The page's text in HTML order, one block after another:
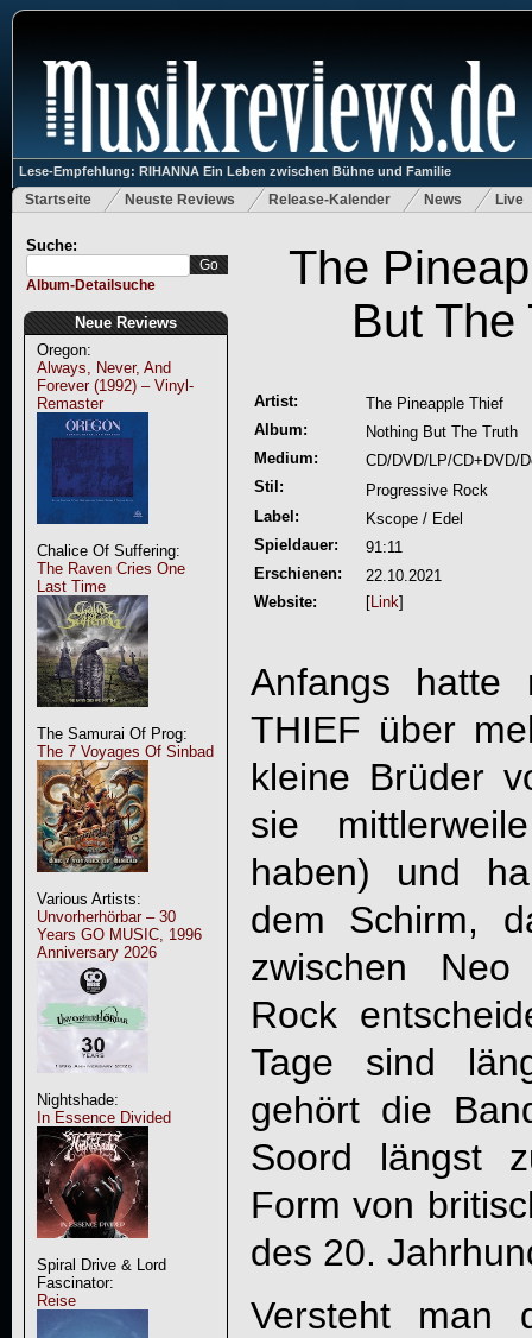
Lese-Empfehlung: RIHANNA Ein Leben zwischen Bühne und Familie
Startseite Neuste Reviews Release-Kalender News Live
Suche:
Album-Detailsuche
Neue Reviews
Oregon:
Always, Never, And
Forever (1992) – Vinyl-
Remaster
Chalice Of Suffering:
The Raven Cries One
Last Time
The Samurai Of Prog:
The 7 Voyages Of Sinbad
Various Artists:
Unvorherhörbar – 30
Years GO MUSIC, 1996
Anniversary 2026
Nightshade:
In Essence Divided
Spiral Drive & Lord
Fascinator:
Reise
The
But The
Artist:
The Pineapple Thief
Album:
Nothing But The Truth
Medium:
CD/DVD/LP/CD+DVD/
Stil:
Progressive Rock
Label:
Kscope / Edel
Spieldauer:
91:11
Erschienen:
22.10.2021
Website:
[Link]
Anfangs
THIEF über
kleine Brüder
sie
haben) und
dem Schirm,
zwischen
Rock
Tage sind
gehört die
Soord längst
Form von
des 20.
Versteht man